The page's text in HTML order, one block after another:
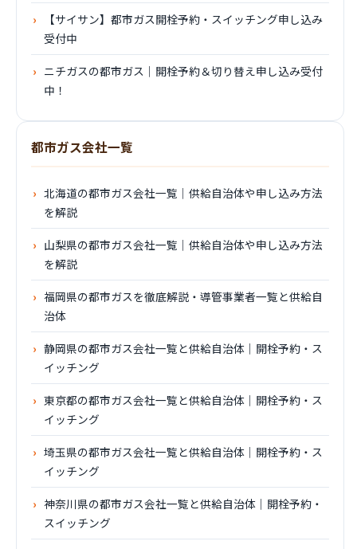
【サイサン】都市ガス開栓予約・スイッチング申し込み
受付中
ニチガスの都市ガス｜開栓予約＆切り替え申し込み受付
中！
都市ガス会社一覧
北海道の都市ガス会社一覧｜供給自治体や申し込み方法
を解説
山梨県の都市ガス会社一覧｜供給自治体や申し込み方法
を解説
福岡県の都市ガスを徹底解説・導管事業者一覧と供給自
治体
静岡県の都市ガス会社一覧と供給自治体｜開栓予約・ス
イッチング
東京都の都市ガス会社一覧と供給自治体｜開栓予約・ス
イッチング
埼玉県の都市ガス会社一覧と供給自治体｜開栓予約・ス
イッチング
神奈川県の都市ガス会社一覧と供給自治体｜開栓予約・
スイッチング